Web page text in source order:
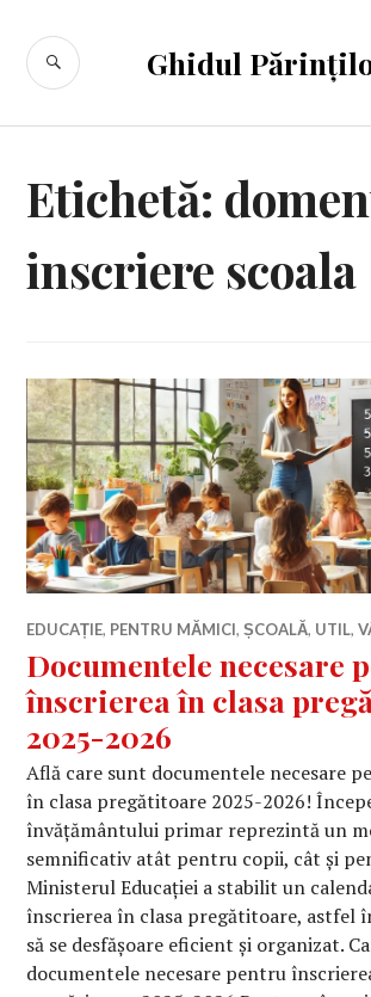
conținut
Ghidul
CĂUTARE
Etichetă:
inscriere scoala
EDUCAȚIE, PENTRU MĂMICI,ȘCOALĂ, UTIL,
Documentele necesare
înscrierea în clasa
2025-2026
Află care sunt documentele necesare
în clasa pregătitoare 2025-2026!
învățământului primar reprezintă un
semnificativ atât pentru copii, cât și
Ministerul Educației a stabilit un
înscrierea în clasa pregătitoare, astfel
să se desfășoare eficient și organizat.
documentele necesare pentru